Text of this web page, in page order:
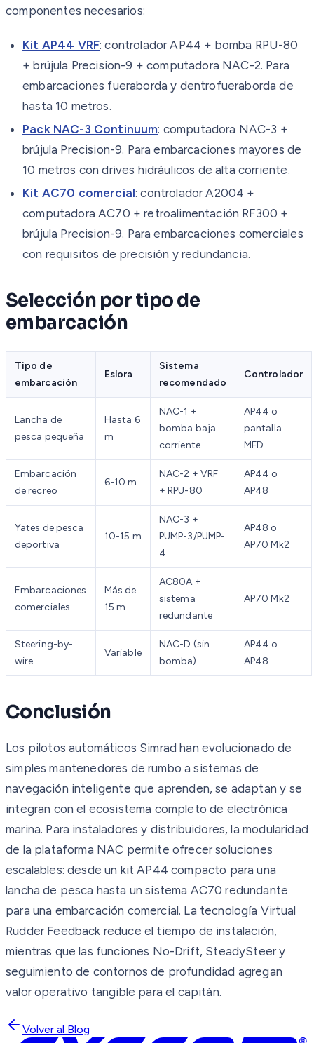
componentes necesarios:
Kit AP44 VRF: controlador AP44 + bomba RPU-80
+ brújula Precision-9 + computadora NAC-2. Para
embarcaciones fueraborda y dentrofueraborda de
hasta 10 metros.
Pack NAC-3 Continuum: computadora NAC-3 +
brújula Precision-9. Para embarcaciones mayores de
10 metros con drives hidráulicos de alta corriente.
Kit AC70 comercial: controlador A2004 +
computadora AC70 + retroalimentación RF300 +
brújula Precision-9. Para embarcaciones comerciales
con requisitos de precisión y redundancia.
Selección por tipo de
embarcación
Tipo de
embarcación
Eslora
Sistema
recomendado
Controlador
Lancha de
pesca pequeña
Hasta 6
m
NAC-1 +
bomba baja
corriente
AP44 o
pantalla
MFD
Embarcación
de recreo
6-10 m
NAC-2 + VRF
+ RPU-80
AP44 o
AP48
Yates de pesca
deportiva
10-15 m
NAC-3 +
PUMP-3/PUMP-
4
AP48 o
AP70 Mk2
Embarcaciones
comerciales
Más de
15 m
AC80A +
sistema
redundante
AP70 Mk2
Steering-by-
wire
Variable
NAC-D (sin
bomba)
AP44 o
AP48
Conclusión
Los pilotos automáticos Simrad han evolucionado de
simples mantenedores de rumbo a sistemas de
navegación inteligente que aprenden, se adaptan y se
integran con el ecosistema completo de electrónica
marina. Para instaladores y distribuidores, la modularidad
de la plataforma NAC permite ofrecer soluciones
escalables: desde un kit AP44 compacto para una
lancha de pesca hasta un sistema AC70 redundante
para una embarcación comercial. La tecnología Virtual
Rudder Feedback reduce el tiempo de instalación,
mientras que las funciones No-Drift, SteadySteer y
seguimiento de contornos de profundidad agregan
valor operativo tangible para el capitán.
Volver al Blog